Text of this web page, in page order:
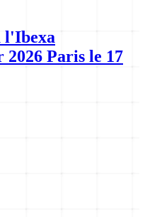
l'Ibexa
Paris le 17